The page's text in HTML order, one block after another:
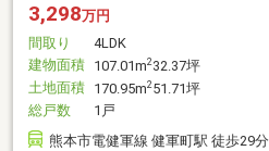
3,298万円
間取り
4LDK
建物面積 107.01m232.37坪
土地面積 170.95m251.71坪
総戸数
1戸
熊本市電健軍線 健軍町駅 徒歩29分